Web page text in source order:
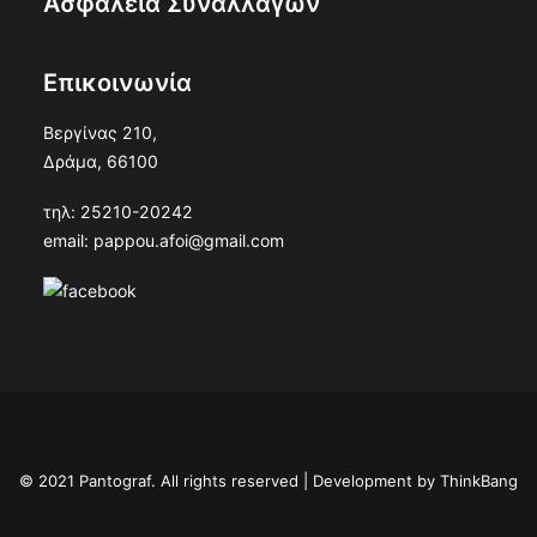
Επικοινωνία
Βεργίνας 210,
Δράμα, 66100
τηλ: 25210-20242
email: pappou.afoi@gmail.com
© 2021 Pantograf. All rights reserved | Development by ThinkBang